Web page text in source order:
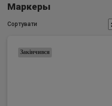
Маркеры
Сортувати
Закінчився